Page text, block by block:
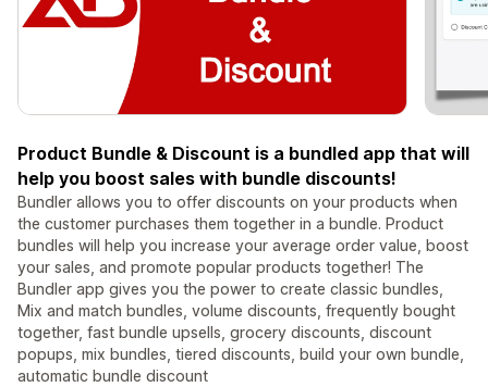
Product Bundle & Discount is a bundled app that will
help you boost sales with bundle discounts!
Bundler allows you to offer discounts on your products when
the customer purchases them together in a bundle. Product
bundles will help you increase your average order value, boost
your sales, and promote popular products together! The
Bundler app gives you the power to create classic bundles,
Mix and match bundles, volume discounts, frequently bought
together, fast bundle upsells, grocery discounts, discount
popups, mix bundles, tiered discounts, build your own bundle,
automatic bundle discount